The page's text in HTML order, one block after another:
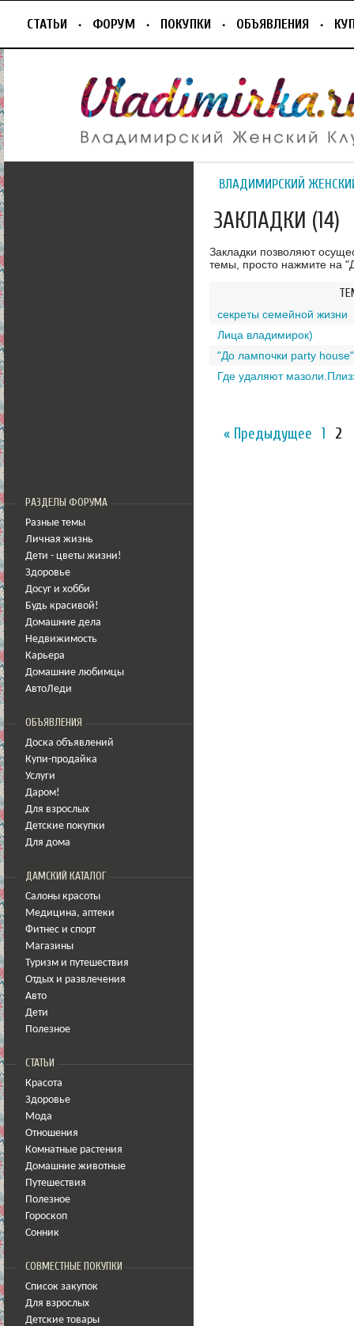
СТАТЬИ ФОРУМ ПОКУПКИ ОБЪЯВЛЕНИЯ
РАЗДЕЛЫ ФОРУМА
Разные темы
Личная жизнь
Дети - цветы жизни!
Здоровье
Досуг и хобби
Будь красивой!
Домашние дела
Недвижимость
Карьера
Домашние любимцы
АвтоЛеди
ОБЪЯВЛЕНИЯ
Доска объявлений
Купи-продайка
Услуги
Даром!
Для взрослых
Детские покупки
Для дома
ДАМСКИЙ КАТАЛОГ
Салоны красоты
Медицина, аптеки
Фитнес и спорт
Магазины
Туризм и путешествия
Отдых и развлечения
Авто
Дети
Полезное
СТАТЬИ
Красота
Здоровье
Мода
Отношения
Комнатные растения
Домашние животные
Путешествия
Полезное
Гороскоп
Сонник
СОВМЕСТНЫЕ ПОКУПКИ
Список закупок
Для взрослых
Детские товары
ВЛАДИМИРСКИЙ
ЗАКЛАДКИ (14)
Закладки позволяют
темы, просто нажмите на
секреты семейной жизни
Лица владимирок)
"До лампочки party house"
Где удаляют
« Предыдущее 1 2